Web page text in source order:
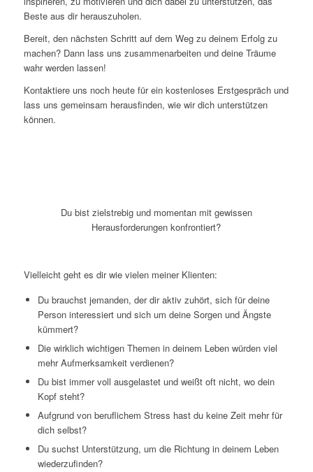
Beste aus dir herauszuholen.
Bereit, den nächsten Schritt auf dem Weg zu deinem Erfolg zu
machen? Dann lass uns zusammenarbeiten und deine Träume
wahr werden lassen!
Kontaktiere uns noch heute für ein kostenloses Erstgespräch und
lass uns gemeinsam herausfinden, wie wir dich unterstützen
können.
Du bist zielstrebig und momentan mit gewissen
Herausforderungen konfrontiert?
Vielleicht geht es dir wie vielen meiner Klienten:
Du brauchst jemanden, der dir aktiv zuhört, sich für deine
Person interessiert und sich um deine Sorgen und Ängste
kümmert?
Die wirklich wichtigen Themen in deinem Leben würden viel
mehr Aufmerksamkeit verdienen?
Du bist immer voll ausgelastet und weißt oft nicht, wo dein
Kopf steht?
Aufgrund von beruflichem Stress hast du keine Zeit mehr für
dich selbst?
Du suchst Unterstützung, um die Richtung in deinem Leben
wiederzufinden?